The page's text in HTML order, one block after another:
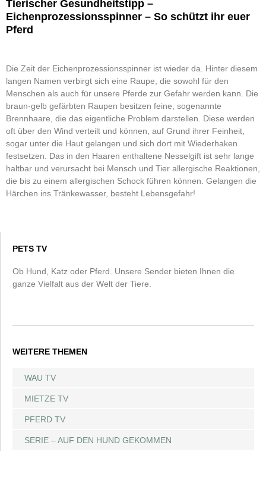
Tierischer Gesundheitstipp –
Eichenprozessionsspinner – So schützt ihr euer
Pferd
Die Zeit der Eichenprozessionsspinner ist wieder da. Hinter diesem
langen Namen verbirgt sich eine Raupe, die sowohl für den
Menschen als auch für unsere Pferde zur Gefahr werden kann. Die
braun-gelb gefärbten Raupen besitzen feine, sogenannte
Brennhaare, die das eigentliche Problem darstellen. Diese werden
oft über den Wind verteilt und können, auf Grund ihrer Feinheit,
sogar unter die Haut gelangen und sich dort mit Wiederhaken
festsetzen. Das in den Haaren enthaltene Nesselgift ist sehr lange
haltbar und verursacht bei Mensch und Tier allergische Reaktionen,
die bis zu einem allergischen Schock führen können. Gelangen die
Härchen ins Tränkewasser, besteht Lebensgefahr!
PETS TV
Ob Hund, Katz oder Pferd. Unsere Sender bieten Ihnen die
ganze Vielfalt aus der Welt der Tiere.
WEITERE THEMEN
WAU TV
MIETZE TV
PFERD TV
SERIE – AUF DEN HUND GEKOMMEN